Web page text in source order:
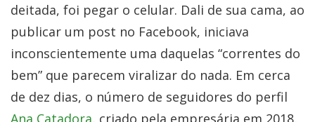
deitada, foi pegar o celular. Dali de sua cama, ao
publicar um post no Facebook, iniciava
inconscientemente uma daquelas “correntes do
bem” que parecem viralizar do nada. Em cerca
de dez dias, o número de seguidores do perfil
Ana Catadora, criado pela empresária em 2018,